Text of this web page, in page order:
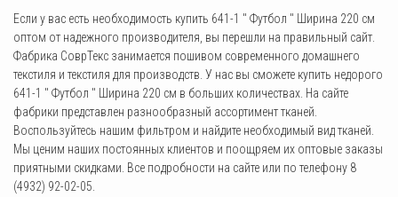
Если у вас есть необходимость купить 641-1 " Футбол " Ширина 220 см
оптом от надежного производителя, вы перешли на правильный сайт.
Фабрика СоврТекс занимается пошивом современного домашнего
текстиля и текстиля для производств. У нас вы сможете купить недорого
641-1 " Футбол " Ширина 220 см в больших количествах. На сайте
фабрики представлен разнообразный ассортимент тканей.
Воспользуйтесь нашим фильтром и найдите необходимый вид тканей.
Мы ценим наших постоянных клиентов и поощряем их оптовые заказы
приятными скидками. Все подробности на сайте или по телефону 8
(4932) 92-02-05.